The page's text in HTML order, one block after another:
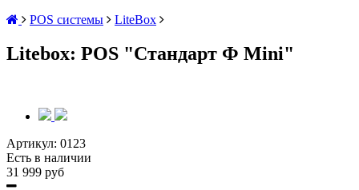
POS системы
LiteBox
Litebox: POS "Стандарт Ф Mini"
Артикул: 0123
Есть в наличии
31 999 руб